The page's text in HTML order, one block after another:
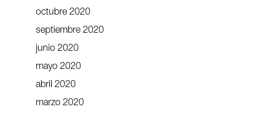
octubre 2020
septiembre 2020
junio 2020
mayo 2020
abril 2020
marzo 2020